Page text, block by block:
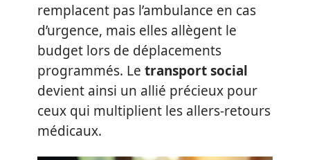
remplacent pas l’ambulance en cas
d’urgence, mais elles allègent le
budget lors de déplacements
programmés. Le transport social
devient ainsi un allié précieux pour
ceux qui multiplient les allers-retours
médicaux.